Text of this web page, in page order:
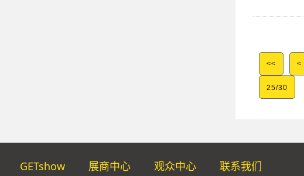
<< <
25/30
GETshow 展商中心 观众中心 联系我们